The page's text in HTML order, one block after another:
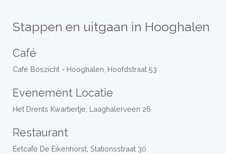
Stappen en uitgaan in Hooghalen
Café
Café Boszicht - Hooghalen, Hoofdstraat 53
Evenement Locatie
Het Drents Kwartiertje, Laaghalerveen 26
Restaurant
Eetcafé De Eikenhorst, Stationsstraat 30